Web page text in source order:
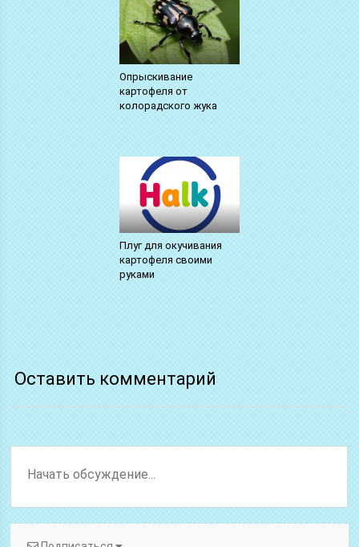
Опрыскивание
картофеля от
колорадского жука
Плуг для окучивания
картофеля своими
руками
Оставить комментарий